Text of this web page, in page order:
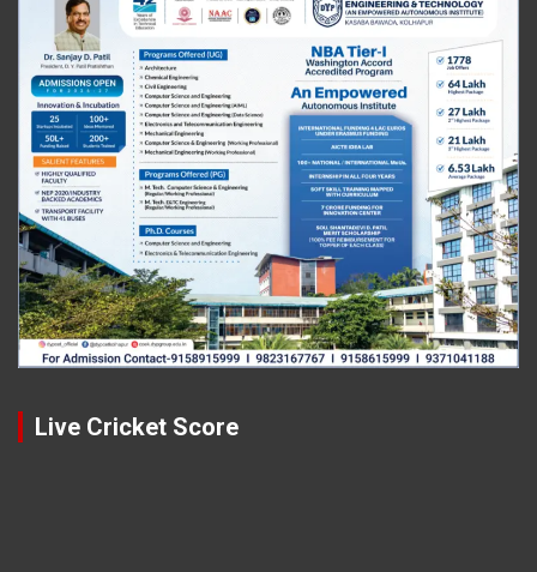
Live Cricket Score